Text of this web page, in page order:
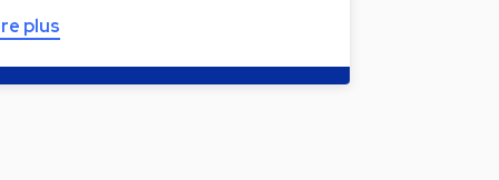
plus